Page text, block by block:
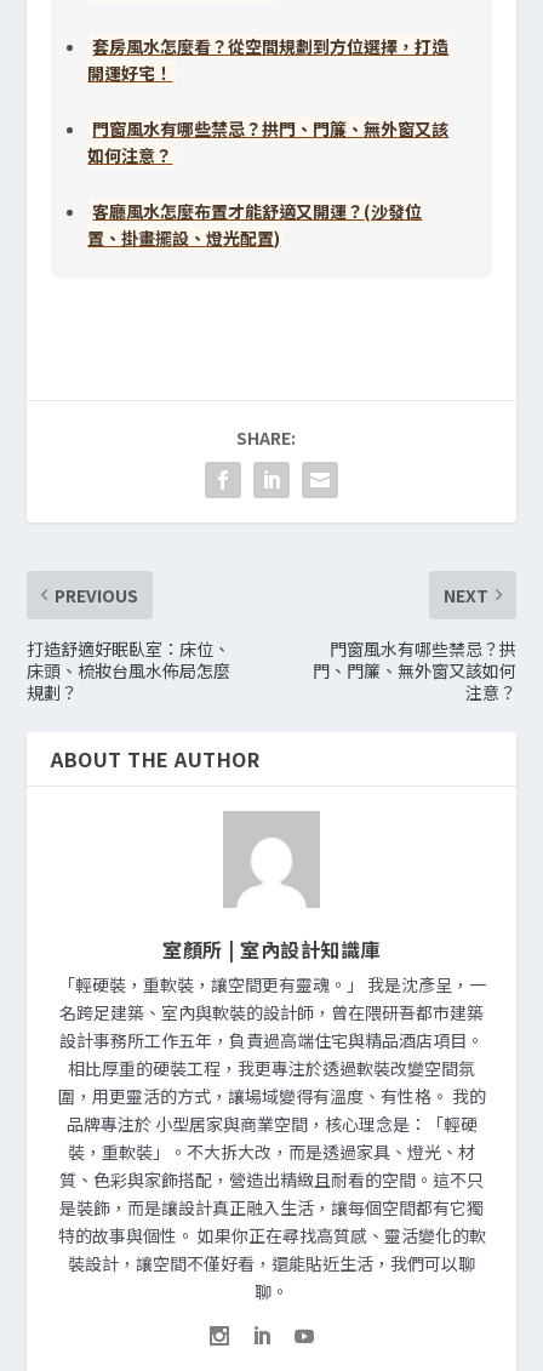
套房風水怎麼看？從空間規劃到方位選擇，打造
開運好宅！
門窗風水有哪些禁忌？拱門、門簾、無外窗又該
如何注意？
客廳風水怎麼布置才能舒適又開運？(沙發位
置、掛畫擺設、燈光配置)
SHARE:
PREVIOUS
打造舒適好眠臥室：床位、
床頭、梳妝台風水佈局怎麼
規劃？
NEXT
門窗風水有哪些禁忌？拱
門、門簾、無外窗又該如何
注意？
ABOUT THE AUTHOR
室顏所 | 室內設計知識庫
「輕硬裝，重軟裝，讓空間更有靈魂。」 我是沈彥呈，一
名跨足建築、室內與軟裝的設計師，曾在隈研吾都市建築
設計事務所工作五年，負責過高端住宅與精品酒店項目。
相比厚重的硬裝工程，我更專注於透過軟裝改變空間氛
圍，用更靈活的方式，讓場域變得有溫度、有性格。 我的
品牌專注於 小型居家與商業空間，核心理念是：「輕硬
裝，重軟裝」。不大拆大改，而是透過家具、燈光、材
質、色彩與家飾搭配，營造出精緻且耐看的空間。這不只
是裝飾，而是讓設計真正融入生活，讓每個空間都有它獨
特的故事與個性。 如果你正在尋找高質感、靈活變化的軟
裝設計，讓空間不僅好看，還能貼近生活，我們可以聊
聊。